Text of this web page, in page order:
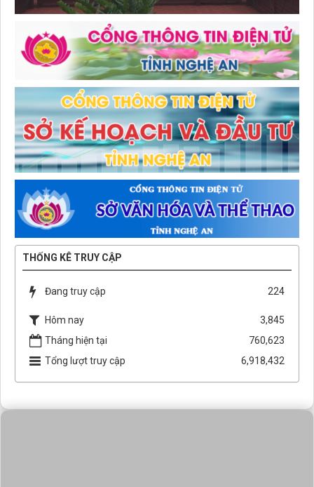
THỐNG KÊ TRUY CẬP
Đang truy cập 224
Hôm nay
3,845
Tháng hiện tại
760,623
Tổng lượt truy cập
6,918,432